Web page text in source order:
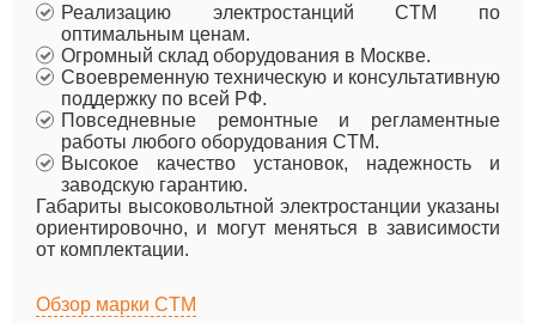
Реализацию электростанций CTM по
оптимальным ценам.
Огромный склад оборудования в Москве.
Своевременную техническую и консультативную
поддержку по всей РФ.
Повседневные ремонтные и регламентные
работы любого оборудования CTM.
Высокое качество установок, надежность и
заводскую гарантию.
Габариты высоковольтной электростанции указаны
ориентировочно, и могут меняться в зависимости
от комплектации.
Обзор марки CTM